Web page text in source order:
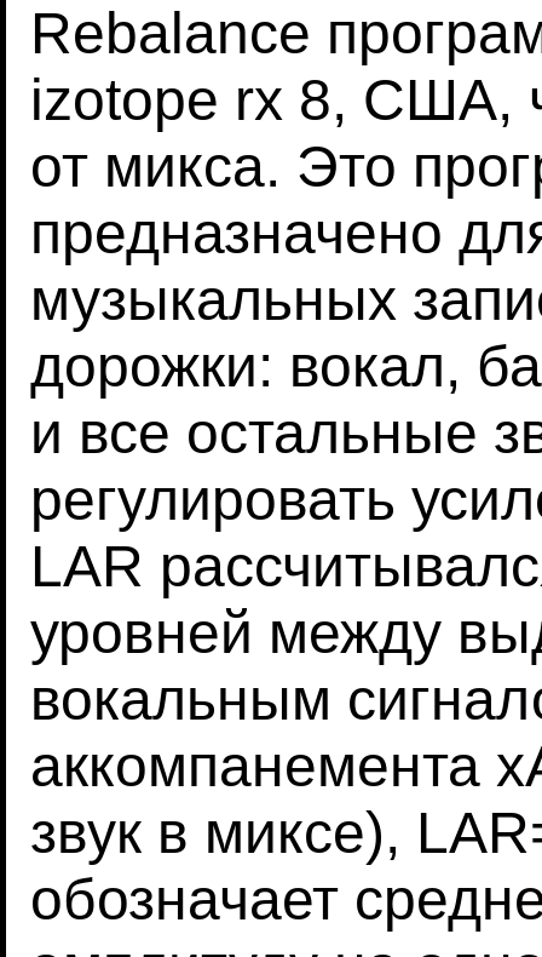
Rebalance
izotope rx 8, США,
от микса. Это
предназначено
музыкальных
дорожки: вокал,
и все остальные
регулировать
LAR
уровней между
вокальным
аккомпанемента
звук в миксе),
обозначает